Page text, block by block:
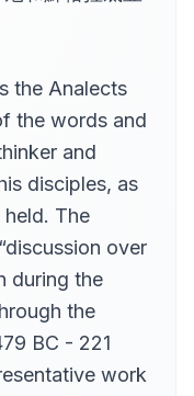
the Analects
the words and
and
disciples, as
The
over
during the
the
BC - 221
work